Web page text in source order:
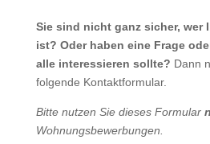
Sie sind nicht ganz sicher, wer
ist? Oder haben eine Frage
alle interessieren sollte? Dann
folgende Kontaktformular.
Bitte nutzen Sie dieses Formular
Wohnungsbewerbungen.